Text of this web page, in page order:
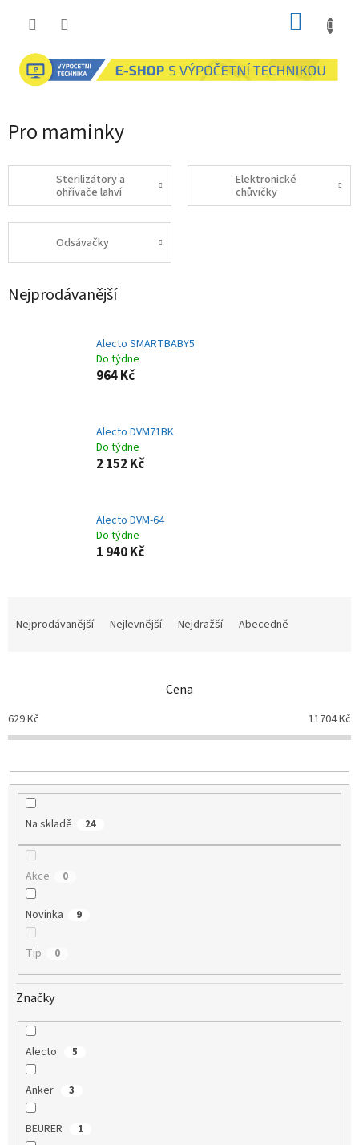
Pro maminky
Sterilizátory a
ohřívače lahví
Elektronické
chůvičky
Odsávačky
Nejprodávanější
Alecto SMARTBABY5
Do týdne
964 Kč
Alecto DVM71BK
Do týdne
2 152 Kč
Alecto DVM-64
Do týdne
1 940 Kč
p
r
o
u
Nejprodávanější Nejlevnější Nejdražší Abecedně
Cena
629Kč 11704Kč
Na skladě 24
Akce 0
Novinka 9
Tip 0
Značky
Alecto 5
Anker 3
BEURER 1